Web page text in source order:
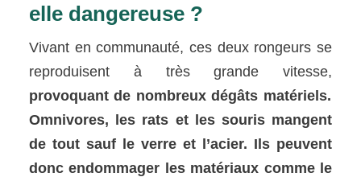
elle dangereuse ?
Vivant en communauté, ces deux rongeurs se
reproduisent à très grande vitesse,
provoquant de nombreux dégâts matériels.
Omnivores, les rats et les souris mangent
de tout sauf le verre et l’acier. Ils peuvent
donc endommager les matériaux comme le